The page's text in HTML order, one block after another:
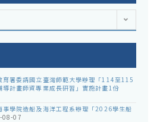
育署委請國立臺灣師範大學辦理「114至115
導計畫師資專業成長研習」實施計畫1份
事學院造船及海洋工程系辦理「2026學生船
08-07